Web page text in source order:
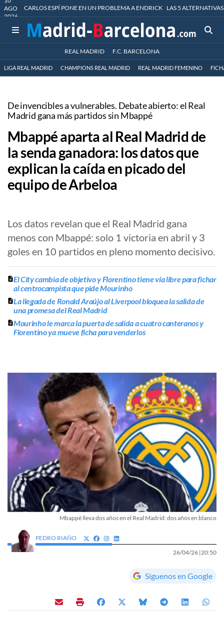
AGO
2026
CARLOS ESPÍ PONE EN UN PROBLEMA A ENDRICK LAS 5
REAL MADRID F.C. BARCELONA
LIGA REAL MADRID CHAMPIONS REAL MADRID REAL MADRID FEMENINO
De invencibles a vulnerables. Debate abierto: el Real
Madrid gana más partidos sin Mbappé
Mbappé aparta al Real Madrid de
la senda ganadora: los datos que
explican la caída en picado del
equipo de Arbeloa
Los datos revelan que el Real Madrid gana
menos con Mbappé: solo 1 victoria en abril y 3
goles en 10 partidos en pleno momento decisivo.
El City cambia de objetivo y Florentino tiene vía libre para fichar
al centrocampista que pide Mourinho
La llegada de Ronald Araújo al Liverpool bloquea la salida de
una promesa del Real Madrid
Mourinho le marca la puerta de salida a cuatro canteranos y
Florentino ya mueve ficha para venderlos
Mbappé lleva dos años en el Real Madrid: dos años en blanco
PEDRO RIAÑO
26/04/26 |20:50
Síguenos en Google